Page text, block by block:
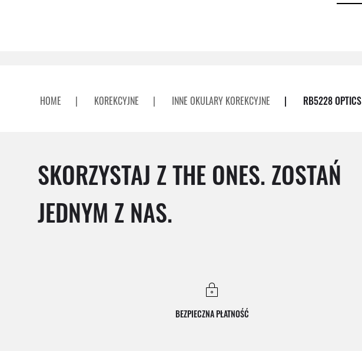
HOME | KOREKCYJNE | INNE OKULARY KOREKCYJNE | RB5228 OPTICS
SKORZYSTAJ Z THE ONES. ZOSTAŃ
JEDNYM Z NAS.
BEZPIECZNA PŁATNOŚĆ